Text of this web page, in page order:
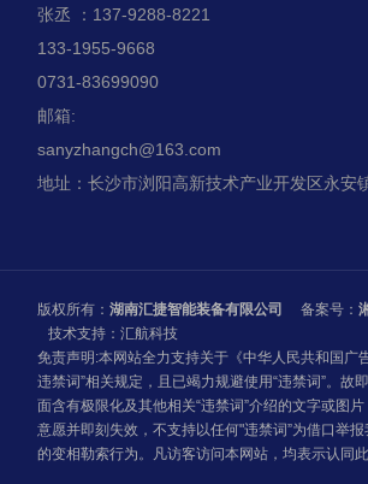
张丞 ：137-9288-8221
133-1955-9668
0731-83699090
邮箱:
sanyzhangch@163.com
地址：长沙市浏阳高新技术产业开发区永安
版权所有：湖南汇捷智能装备有限公司 备案号：
技术支持：汇航科技
免责声明:本网站全力支持关于《中华人民共和国广
违禁词”相关规定，且已竭力规避使用“违禁词”。故
面含有极限化及其他相关“违禁词”介绍的文字或图
意愿并即刻失效，不支持以任何"违禁词”为借口举报
的变相勒索行为。凡访客访问本网站，均表示认同